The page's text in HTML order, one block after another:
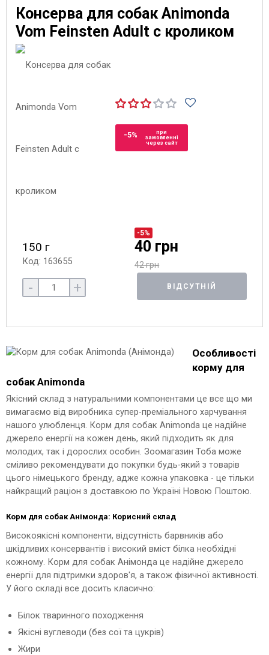
Консерва для собак Animonda
Vom Feinsten Adult с кроликом
-5%
при
замовленні
через сайт
150 г
Код: 163655
-5%
40 грн
42 грн
- + ВІДСУТНІЙ
Особливості
корму для
собак Animonda
Якісний склад з натуральними компонентами це все що ми
вимагаємо від виробника супер-преміального харчування
нашого улюбленця. Корм для собак Animonda це надійне
джерело енергії на кожен день, який підходить як для
молодих, так і дорослих особин. Зоомагазин Тоба може
сміливо рекомендувати до покупки будь-який з товарів
цього німецького бренду, адже кожна упаковка - це тільки
найкращий раціон з доставкою по Україні Новою Поштою.
Корм для собак Анімонда: Корисний склад
Високоякісні компоненти, відсутність барвників або
шкідливих консервантів і високий вміст білка необхідні
кожному. Корм для собак Анімонда це надійне джерело
енергії для підтримки здоров'я, а також фізичної активності.
У його складі все досить класично:
Білок тваринного походження
Якісні вуглеводи (без сої та цукрів)
Жири